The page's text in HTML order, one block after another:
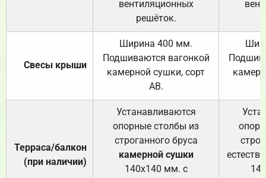
вентиляционных
решёток.
Свесы крыши
Ширина 400 мм.
Подшиваются вагонкой
камерной сушки, сорт
АВ.
Терраса/балкон
(при наличии)
Устанавливаются
опорные столбы из
строганного бруса
камерной сушки
140х140 мм. с